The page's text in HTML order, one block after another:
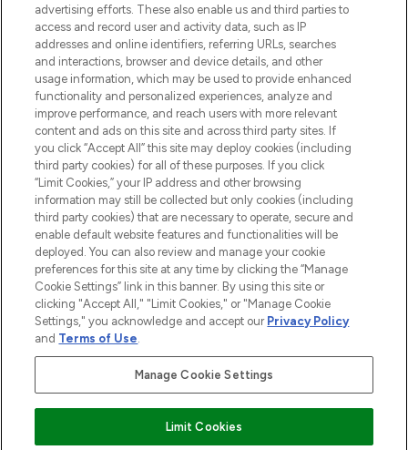
Cookie-Einwilligung
Do Not Sell or Share My Personal
Information
HILFE & INFORMATION
IMPRESSUM
ÜBER LOOKFANTASTIC
COVID-19
Pay Securely With
advertising efforts. These also enable us and third parties to
access and record user and activity data, such as IP
addresses and online identifiers, referring URLs, searches
and interactions, browser and device details, and other
usage information, which may be used to provide enhanced
functionality and personalized experiences, analyze and
improve performance, and reach users with more relevant
content and ads on this site and across third party sites. If
you click “Accept All” this site may deploy cookies (including
third party cookies) for all of these purposes. If you click
“Limit Cookies,” your IP address and other browsing
information may still be collected but only cookies (including
third party cookies) that are necessary to operate, secure and
enable default website features and functionalities will be
deployed. You can also review and manage your cookie
preferences for this site at any time by clicking the “Manage
Cookie Settings” link in this banner. By using this site or
clicking "Accept All," "Limit Cookies," or "Manage Cookie
Settings," you acknowledge and accept our Privacy Policy
and Terms of Use.
Manage Cookie Settings
Limit Cookies